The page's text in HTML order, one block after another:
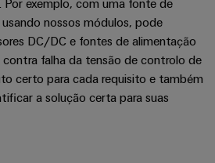
exemplo, com uma fonte de
nossos módulos, pode
DC/DC e fontes de alimentação
falha da tensão de controlo de
certo para cada requisito e também
a solução certa para suas